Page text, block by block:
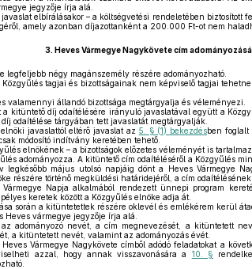
jegyzője írja alá.
elbírálásakor – a költségvetési rendeletében
amely azonban díjazottanként a 200.000 Ft-ot nem
3. Heves Vármegye Nagykövete cím
legfeljebb négy magánszemély részére adományozható.
Közgyűlés tagjai és bizottságainak nem képviselő tagjai
valamennyi állandó bizottsága megtárgyalja és véleményezi.
a kitüntető díj odaítélésére irányuló javaslatával együtt a
odaítélése tárgyában tett javaslatát megtárgyalják.
javaslattól eltérő javaslat az 5. § (1) bekezdésben foglalt
módosító indítvány keretében tehető.
elnökének – a bizottságok előzetes véleményét is
adományozza. A kitüntető cím odaítéléséről a Közgyűlés
legkésőbb május utolsó napjáig dönt a Heves Vármegye
részére történő megküldési határidejéről, a cím odaítélésének
Napja alkalmából rendezett ünnepi program
keretek között a Közgyűlés elnöke adja át.
során a kitüntetettek részére oklevél és emlékérem kerül
Heves vármegye jegyzője írja alá.
adományozó nevét, a cím megnevezését, a kitüntetett
a kitüntetett nevét, valamint az adományozás évét.
Vármegye Nagykövete címből adódó feladatokat a
azzal, hogy annak visszavonására a 10. §